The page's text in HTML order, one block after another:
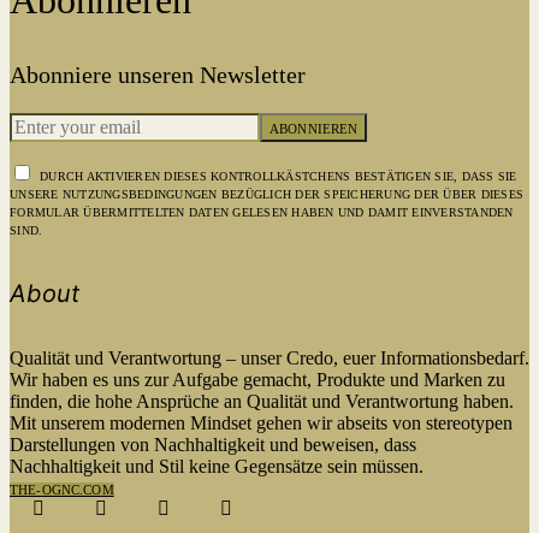
Abonniere unseren Newsletter
ABONNIEREN
DURCH AKTIVIEREN DIESES KONTROLLKÄSTCHENS BESTÄTIGEN SIE, DASS SIE
UNSERE NUTZUNGSBEDINGUNGEN BEZÜGLICH DER SPEICHERUNG DER ÜBER DIESES
FORMULAR ÜBERMITTELTEN DATEN GELESEN HABEN UND DAMIT EINVERSTANDEN
SIND.
About
Qualität und Verantwortung – unser Credo, euer Informationsbedarf.
Wir haben es uns zur Aufgabe gemacht, Produkte und Marken zu
finden, die hohe Ansprüche an Qualität und Verantwortung haben.
Mit unserem modernen Mindset gehen wir abseits von stereotypen
Darstellungen von Nachhaltigkeit und beweisen, dass
Nachhaltigkeit und Stil keine Gegensätze sein müssen.
THE-OGNC.COM